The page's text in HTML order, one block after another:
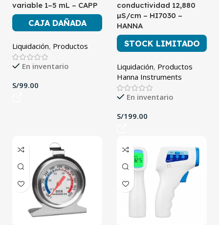
variable 1–5 mL – CAPP
CAJA DAÑADA
Liquidación, Productos
En inventario
S/
conductividad 12,880
µS/cm – HI7030 –
HANNA
STOCK LIMITADO
Liquidación, Productos
Hanna Instruments
En inventario
S/